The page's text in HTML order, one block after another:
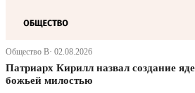
Общество В· 02.08.2026
Патриарх Кирилл назвал создание
божьей милостью